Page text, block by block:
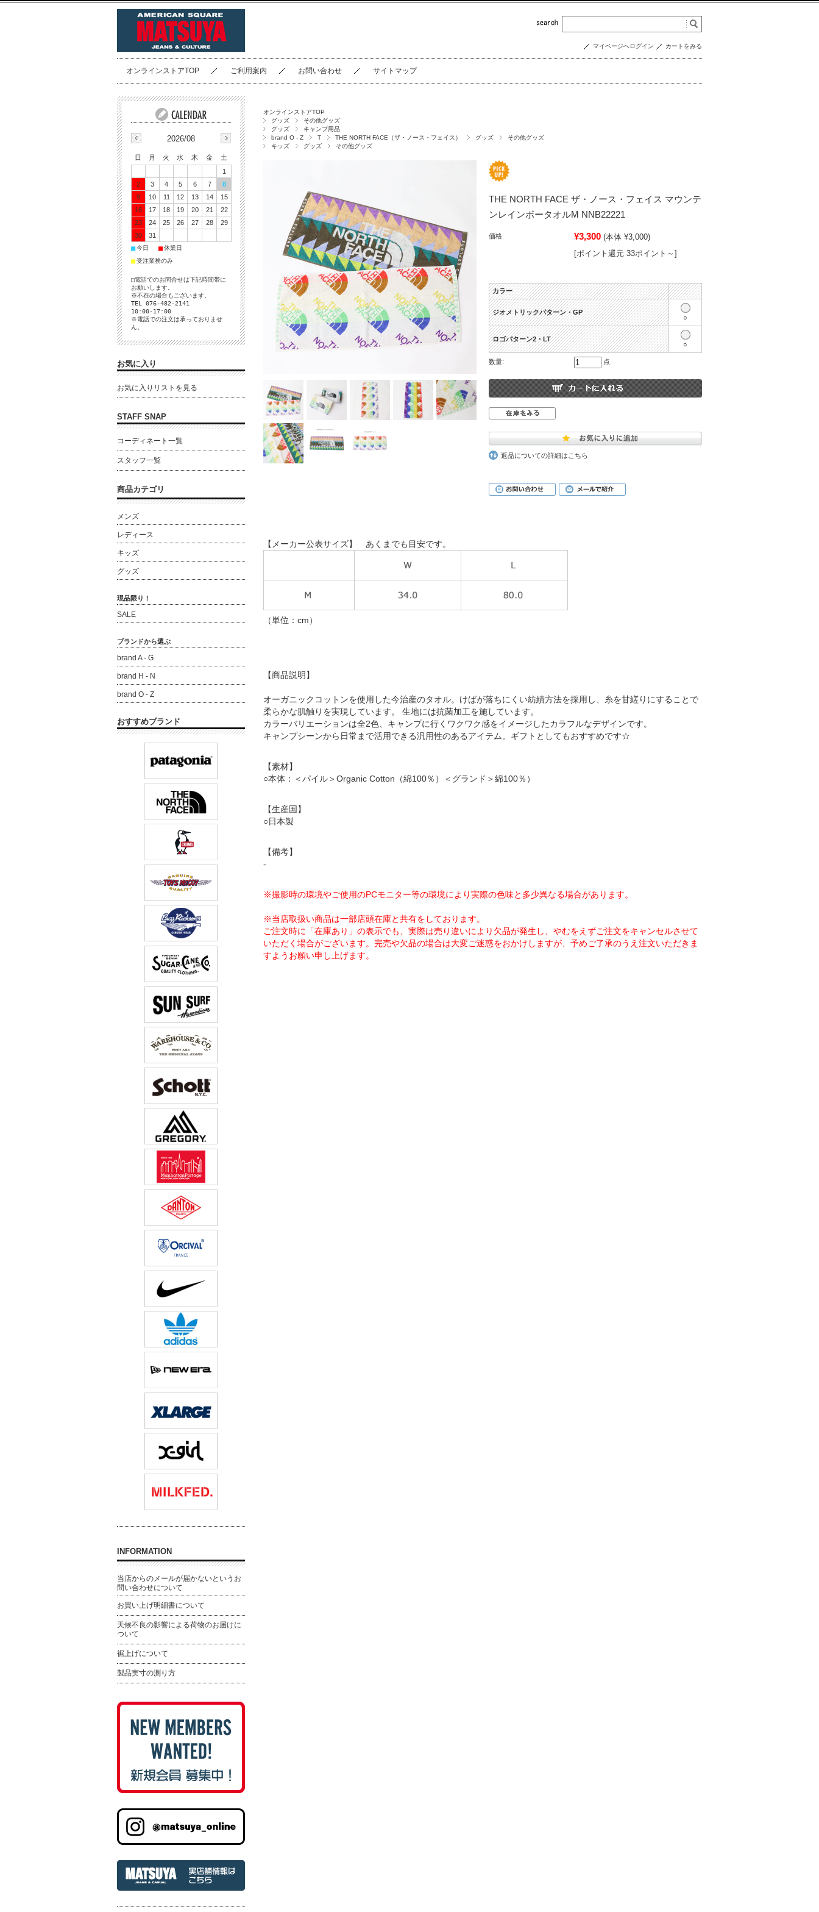
マイページへログイン カートをみる
オンラインストアTOP ご利用案内 お問い合わせ サイトマップ
オンラインストアTOP
グッズ
その他グッズ
グッズ
キャンプ用品
brand O - Z
T THE NORTH FACE（ザ・ノース・フェイス） グッズ
その他グッズ
キッズ
グッズ その他グッズ
THE NORTH FACE ザ・ノース・フェイス マウンテ
ンレインボータオルM NNB22221
価格: ¥3,300 (本体 ¥3,000)
[ポイント還元 33ポイント～]
カラー
ジオメトリックパターン・GP
○
ロゴパターン2・LT
○
数量: 点
返品についての詳細はこちら
【メーカー公表サイズ】 あくまでも目安です。
（単位：cm）
【商品説明】
オーガニックコットンを使用した今治産のタオル。けばが落ちにくい紡績方法を採用し、糸を甘縒りにすることで
柔らかな肌触りを実現しています。 生地には抗菌加工を施しています。
カラーバリエーションは全2色、キャンプに行くワクワク感をイメージしたカラフルなデザインです。
キャンプシーンから日常まで活用できる汎用性のあるアイテム。ギフトとしてもおすすめです☆
【素材】
○本体：＜パイル＞Organic Cotton（綿100％）＜グランド＞綿100％）
【生産国】
○日本製
【備考】
-
※撮影時の環境やご使用のPCモニター等の環境により実際の色味と多少異なる場合があります。
※当店取扱い商品は一部店頭在庫と共有をしております。
ご注文時に「在庫あり」の表示でも、実際は売り違いにより欠品が発生し、やむをえずご注文をキャンセルさせて
いただく場合がございます。完売や欠品の場合は大変ご迷惑をおかけしますが、予めご了承のうえ注文いただきま
すようお願い申し上げます。
2026/08
日 月 火 水 木 金
土
1
2
3 4 5 6 7
8
9
10 11 12 13 14
15
16
17 18 19 20 21
22
23
24 25 26 27 28
29
30
31
■今日 ■休業日
■受注業務のみ
□電話でのお問合せは下記時間帯に
お願いします。
※不在の場合もございます。
TEL 076-482-2141
10:00-17:00
※電話での注文は承っておりませ
ん。
お気に入り
お気に入りリストを見る
STAFF SNAP
コーディネート一覧
スタッフ一覧
商品カテゴリ
メンズ
レディース
キッズ
グッズ
現品限り！
SALE
ブランドから選ぶ
brand A - G
brand H - N
brand O - Z
おすすめブランド
INFORMATION
当店からのメールが届かないというお
問い合わせについて
お買い上げ明細書について
天候不良の影響による荷物のお届けに
ついて
裾上げについて
製品実寸の測り方